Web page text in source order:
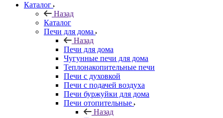
Каталог
Назад
Каталог
Печи для дома
Назад
Печи для дома
Чугунные печи для дома
Теплонакопительные печи
Печи с духовкой
Печи с подачей воздуха
Печи буржуйки для дома
Печи отопительные
Назад